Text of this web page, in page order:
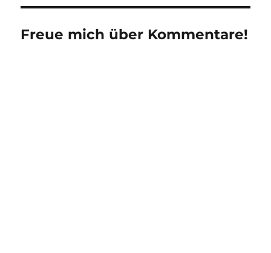
Freue mich über Kommentare!